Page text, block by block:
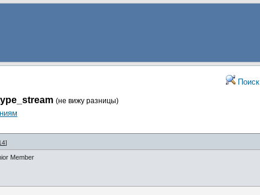
Поиск
(не вижу разницы)
]
Member